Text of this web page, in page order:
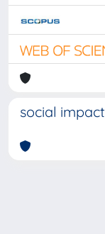
social impact